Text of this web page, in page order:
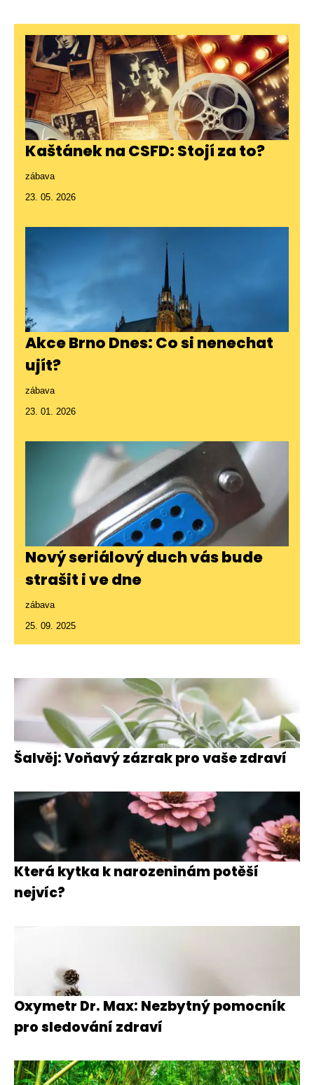
Kaštánek na CSFD: Stojí za to?
zábava
23. 05. 2026
Akce Brno Dnes: Co si nenechat
ujít?
zábava
23. 01. 2026
Nový seriálový duch vás bude
strašit i ve dne
zábava
25. 09. 2025
Šalvěj: Voňavý zázrak pro vaše zdraví
Která kytka k narozeninám potěší
nejvíc?
Oxymetr Dr. Max: Nezbytný pomocník
pro sledování zdraví